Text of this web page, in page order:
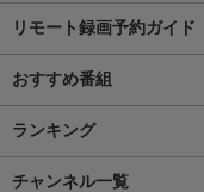
リモート録画予約ガイド
おすすめ番組
ランキング
チャンネル一覧